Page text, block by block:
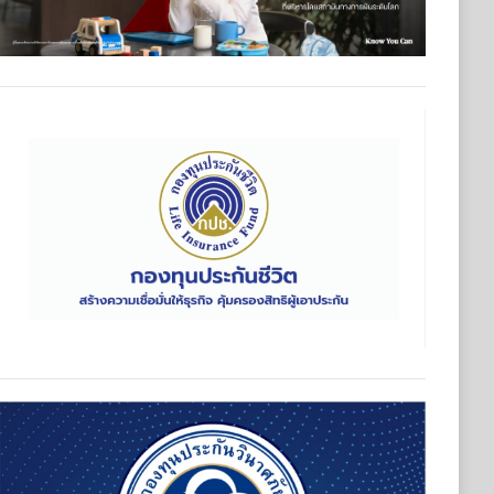
ทุนประกันวินาศภัย (กปว.) ประกาศเปิดรับสมัครบุคคลเพื่อตัดเลือ
กันวินาศภัย